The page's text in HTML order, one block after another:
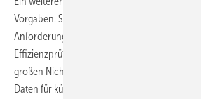
Vorgaben. So unterstützen kontinuierliche
Anforderungen aus dem
Effizienzprüfungen von Heizungen oder zur
großen Nichtwohngebäuden. Zudem liefert
Daten für künftige